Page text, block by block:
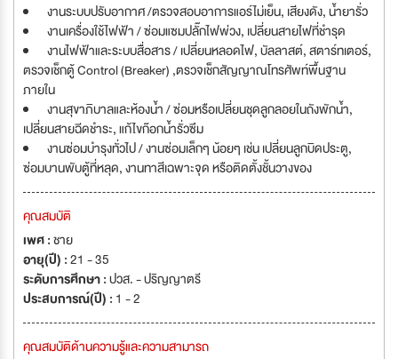
งานระบบปรับอากาศ /ตรวจสอบอาการแอร์ไม่เย็น, เสียงดัง, น้ำยารั่ว
งานเครื่องใช้ไฟฟ้า / ซ่อมแซมปลั๊กไฟพ่วง, เปลี่ยนสายไฟที่ชำรุด
งานไฟฟ้าและระบบสื่อสาร / เปลี่ยนหลอดไฟ, บัลลาสต์, สตาร์ทเตอร์,
ตรวจเช็กตู้ Control (Breaker) ,ตรวจเช็กสัญญาณโทรศัพท์พื้นฐาน
ภายใน
งานสุขาภิบาลและห้องน้ำ / ซ่อมหรือเปลี่ยนชุดลูกลอยในถังพักน้ำ,
เปลี่ยนสายฉีดชำระ, แก้ไขก๊อกน้ำรั่วซึม
งานซ่อมบำรุงทั่วไป / งานซ่อมเล็กๆ น้อยๆ เช่น เปลี่ยนลูกบิดประตู,
ซ่อมบานพับตู้ที่หลุด, งานทาสีเฉพาะจุด หรือติดตั้งชั้นวางของ
คุณสมบัติ
เพศ :ชาย
อายุ(ปี) :21 - 35
ระดับการศึกษา :ปวส. - ปริญญาตรี
ประสบการณ์(ปี) : 1 - 2
คุณสมบัติด้านความรู้และความสามารถ